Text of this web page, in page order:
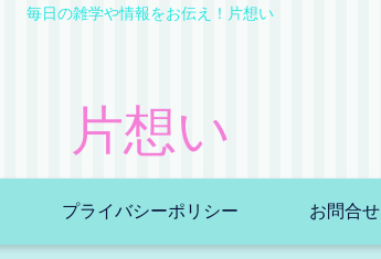
毎日の雑学や情報をお伝え！片想い
片想い
プライバシーポリシー お問合せ